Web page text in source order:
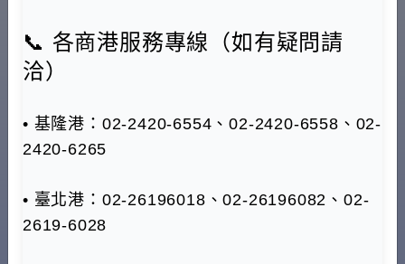
車牌號碼(必填)
📞 各商港服務專線（如有疑問請
洽）
• 基隆港：02-2420-6554、02-2420-6558、02-
2420-6265
• 臺北港：02-26196018、02-26196082、02-
2619-6028